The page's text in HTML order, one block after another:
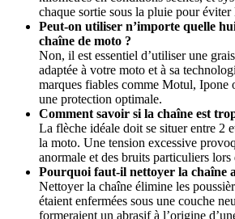
chaque sortie sous la pluie pour éviter
Peut-on utiliser n’importe quelle
chaîne de moto ?
Non, il est essentiel d’utiliser une
adaptée à votre moto et à sa
marques fiables comme Motul, Ipone
une protection optimale.
Comment savoir si la chaîne est
La flèche idéale doit se situer entre 2
la moto. Une tension excessive
anormale et des bruits particuliers
Pourquoi faut-il nettoyer la chaîne
Nettoyer la chaîne élimine les
étaient enfermées sous une couche
formeraient un abrasif à l’origine